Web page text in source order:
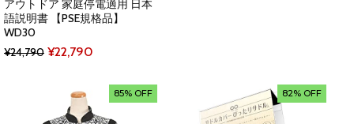
アウトドア 家庭停電適用 日本
語説明書 【PSE規格品】
WD30
¥24,790 Original
¥24,790.
¥22,790
¥22,790.
85% OFF 82% OFF